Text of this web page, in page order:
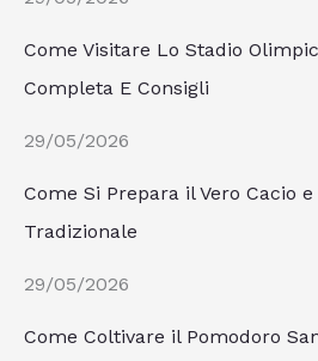
Come Visitare Lo Stadio
Completa E Consigli
29/05/2026
Come Si Prepara il Vero Cacio
Tradizionale
29/05/2026
Come Coltivare il Pomodoro